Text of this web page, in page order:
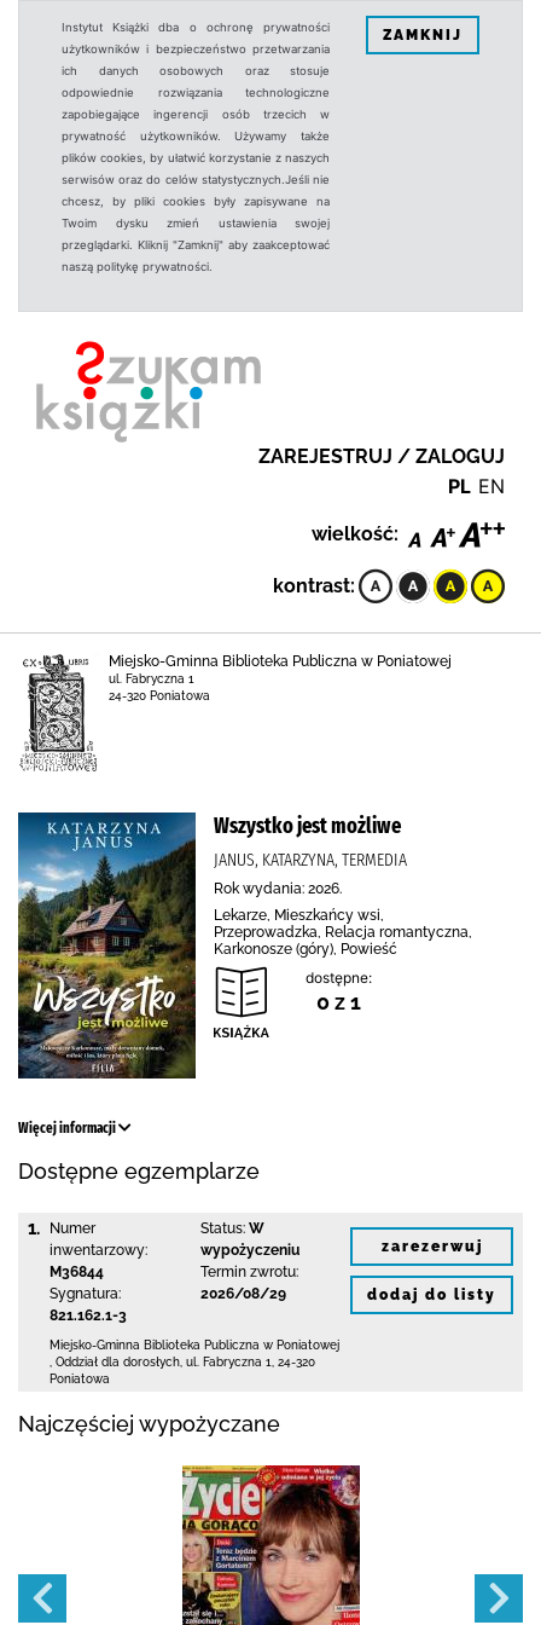
Instytut Książki dba o ochronę prywatności
użytkowników i bezpieczeństwo przetwarzania
ich danych osobowych oraz stosuje
odpowiednie rozwiązania technologiczne
zapobiegające ingerencji osób trzecich w
prywatność użytkowników. Używamy także
plików cookies, by ułatwić korzystanie z naszych
serwisów oraz do celów statystycznych.Jeśli nie
chcesz, by pliki cookies były zapisywane na
Twoim dysku zmień ustawienia swojej
przeglądarki. Kliknij "Zamknij" aby zaakceptować
naszą politykę prywatności.
ZAMKNIJ
ZAREJESTRUJ / ZALOGUJ
PL EN
wielkość:
kontrast:
Miejsko-Gminna Biblioteka Publiczna w Poniatowej
ul. Fabryczna 1
24-320 Poniatowa
Wszystko jest możliwe
JANUS, KATARZYNA, TERMEDIA
Rok wydania: 2026.
Lekarze, Mieszkańcy wsi,
Przeprowadzka, Relacja romantyczna,
Karkonosze (góry), Powieść
dostępne:
0 z 1
Więcej informacji
Dostępne egzemplarze
1.
Numer
inwentarzowy:
M36844
Sygnatura:
821.162.1-3
Status: W
wypożyczeniu
Termin zwrotu:
2026/08/29
Miejsko-Gminna Biblioteka Publiczna w Poniatowej
Oddział dla dorosłych, ul. Fabryczna 1
24-320
Poniatowa
zarezerwuj
dodaj do listy
Najczęściej wypożyczane